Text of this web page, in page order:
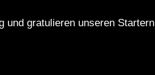
und gratulieren unseren Startern